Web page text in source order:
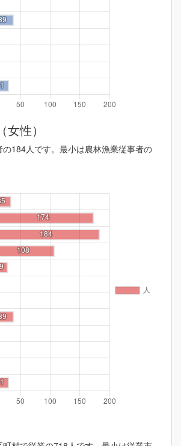
性）
184人です。最小は農林漁業従事者の